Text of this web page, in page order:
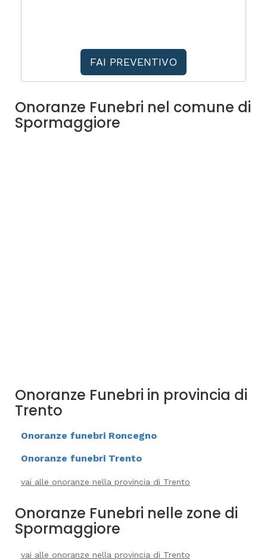
FAI PREVENTIVO
Onoranze Funebri nel comune di
Spormaggiore
Onoranze Funebri in provincia di
Trento
Onoranze funebri Roncegno
Onoranze funebri Trento
vai alle onoranze nella provincia di Trento
Onoranze Funebri nelle zone di
Spormaggiore
vai alle onoranze nella provincia di Trento